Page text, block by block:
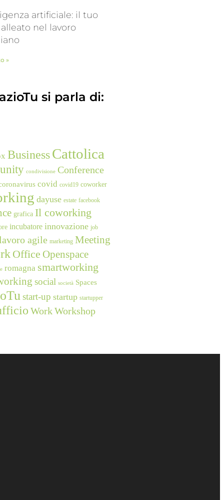
artificiale: il tuo
nel lavoro
»
si parla di:
BusinessCattolica
condivisione Conference
covid covid19 coworker
dayuse estate facebook
grafica Il coworking
incubatore innovazione job
agile marketing Meeting
Office Openspace
romagna smartworking
social società Spaces
start-up startup startupper
WorkWorkshop